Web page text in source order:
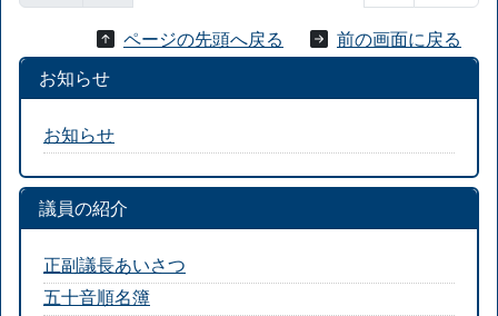
ページの先頭へ戻る
前の画面に戻る
お知らせ
お知らせ
議員の紹介
正副議長あいさつ
五十音順名簿